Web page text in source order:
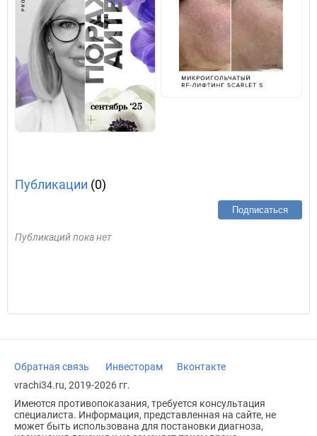
Публикации (0)
Подписаться
Публикаций пока нет
Обратная связь Инвесторам
Вконтакте
vrachi34.ru, 2019-2026 гг.
Имеются противопоказания, требуется консультация
специалиста. Информация, представленная на сайте, не
может быть использована для постановки диагноза,